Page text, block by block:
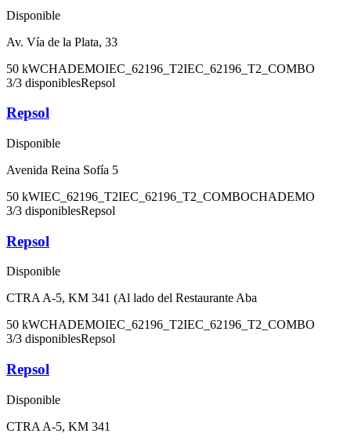
Disponible
Av. Vía de la Plata, 33
50 kWCHADEMOIEC_62196_T2IEC_62196_T2_COMBO
3/3 disponiblesRepsol
Repsol
Disponible
Avenida Reina Sofía 5
50 kWIEC_62196_T2IEC_62196_T2_COMBOCHADEMO
3/3 disponiblesRepsol
Repsol
Disponible
CTRA A-5, KM 341 (Al lado del Restaurante Aba
50 kWCHADEMOIEC_62196_T2IEC_62196_T2_COMBO
3/3 disponiblesRepsol
Repsol
Disponible
CTRA A-5, KM 341